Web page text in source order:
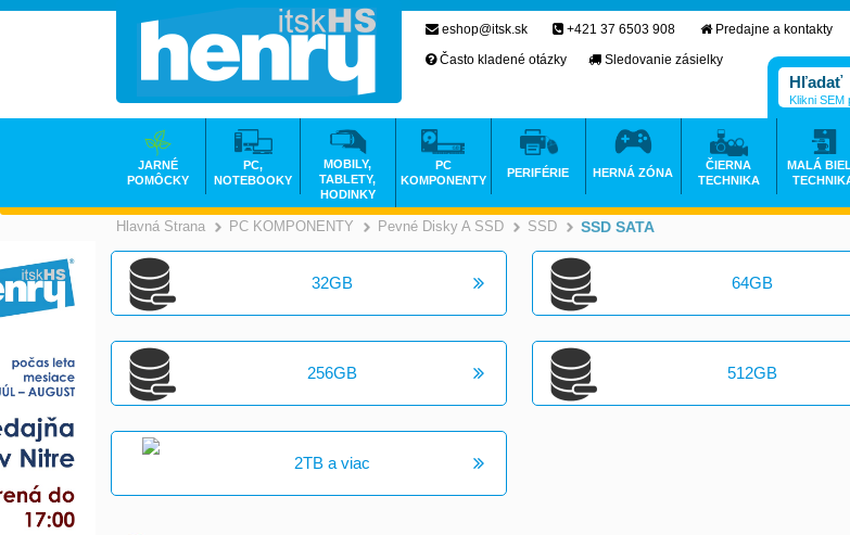
Hlavná Strana >
PC KOMPONENTY >
Pevné Disky A SSD >
SSD >
SSD SATA
32GB 64GB
256GB 512GB
2TB a viac
eshop@itsk.sk +421 37 6503 908
Predajne a kontakty
Často kladené otázky
Sledovanie zásielky
Klikni SEM
JARNÉ
POMÔCKY
PC,
NOTEBOOKY
MOBILY,
TABLETY,
HODINKY
PC
KOMPONENTY
PERIFÉRIE HERNÁ ZÓNA
ČIERNA
TECHNIKA
MALÁ